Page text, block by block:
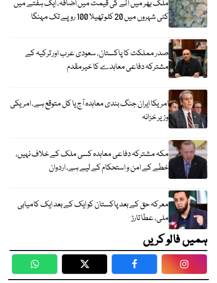
ملک بھر میں آٹے کی قیمت میں اضافہ، ایک ہفتے میں
کئی شہروں میں 20 کلو تھیلا 100 روپے تک مہنگا
صدر مملکت کا پاکستان، سعودی عرب اور ترکیہ کے
مشترکہ دفاعی معاہدے کا خیرمقدم
امریکا ایران جنگ بندی معاہدہ آج یا کل متوقع ہے، امریکی
وزیر خزانہ
مکہ مشترکہ دفاعی معاہدہ کسی ملک کے خلاف نہیں،
خطے کے امن و استحکام کے لیے ہے، اردوان
معرکہ حق کے بعد پاکستان کو ایک کے بعد ایک کامیابی
ملی، عطا تارڑ
ہمیں فالو کریں
WhatsApp Twitter Facebook